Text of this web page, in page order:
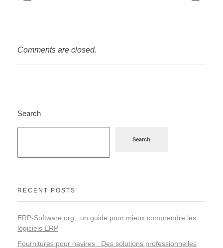
Comments are closed.
Search
Search
RECENT POSTS
ERP-Software.org : un guide pour mieux comprendre les
logiciels ERP
Fournitures pour navires : Des solutions professionnelles